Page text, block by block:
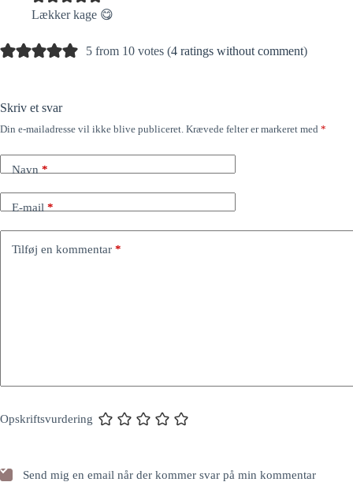
Lækker kage 😋
5 from 10 votes (4 ratings without comment)
Skriv et svar
Din e-mailadresse vil ikke blive publiceret. Krævede felter er markeret med *
Navn*
E-mail*
Tilføj en kommentar *
Opskriftsvurdering
Send mig en email når der kommer svar på min kommentar